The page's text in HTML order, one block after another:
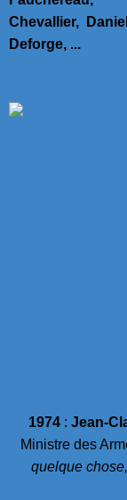
Chevallier,
Deforge​, ...
1974: Jean-
Ministre des
quelque